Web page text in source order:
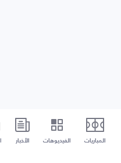
المباريات الفيديوهات الأخبار